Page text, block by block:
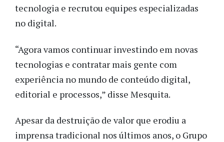
tecnologia e recrutou equipes especializadas
no digital.
“Agora vamos continuar investindo em novas
tecnologias e contratar mais gente com
experiência no mundo de conteúdo digital,
editorial e processos,” disse Mesquita.
Apesar da destruição de valor que erodiu a
imprensa tradicional nos últimos anos, o Grupo